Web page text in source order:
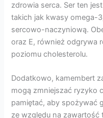
zdrowia serca. Ser ten
takich jak kwasy omega-
sercowo-naczyniową.
oraz E, również odgrywa
poziomu cholesterolu.
Dodatkowo, kamembert
mogą zmniejszać ryzyko
pamiętać, aby spożywać
ze względu na zawartość